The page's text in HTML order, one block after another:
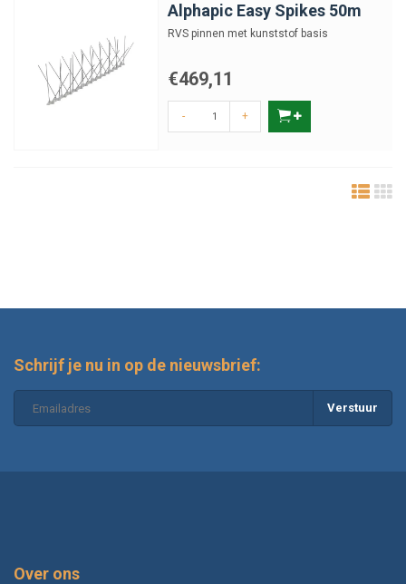
Alphapic Easy Spikes 50m
RVS pinnen met kunststof basis
€469,11
- +
Schrijf je nu in op de nieuwsbrief:
Verstuur
Over ons